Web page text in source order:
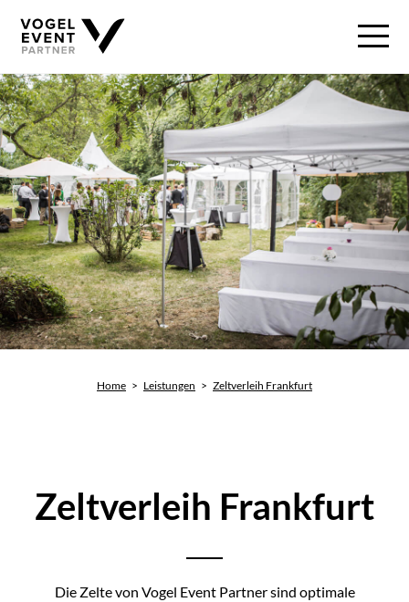
Home > Leistungen > Zeltverleih Frankfurt
Zeltverleih Frankfurt
Die Zelte von Vogel Event Partner sind optimale